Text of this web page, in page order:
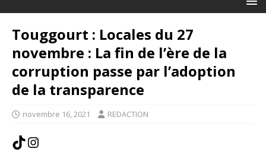
Touggourt : Locales du 27
novembre : La fin de l’ère de la
corruption passe par l’adoption
de la transparence
novembre 16, 2021 REDACTION